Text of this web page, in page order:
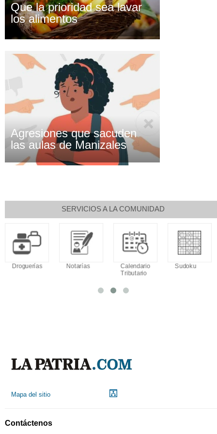
Que la prioridad sea lavar
los alimentos
Agresiones que sacuden
las aulas de Manizales
SERVICIOS A LA COMUNIDAD
Droguerías Notarías
Calendario
Tributario
Sudoku
Mapa del sitio
Contáctenos